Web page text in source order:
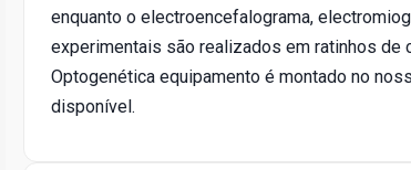
enquanto o electroencefalograma,
experimentais são realizados em ratinhos
Optogenética equipamento é montado no
disponível.